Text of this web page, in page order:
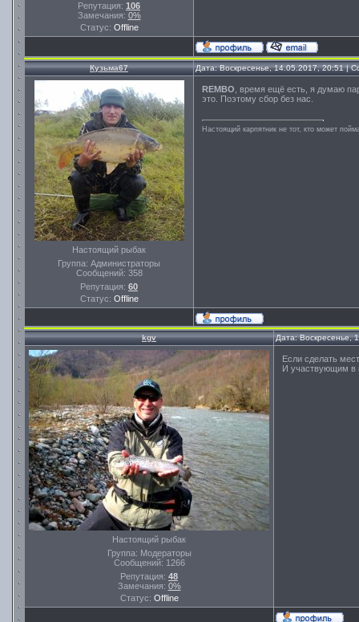
Репутация: 106
Замечания: 0%
Статус: Offline
Кузьма67 Дата: Воскресенье, 14.05.2017, 20:51 |
Настоящий рыбак
Группа: Администраторы
Сообщений: 358
Репутация: 60
Статус: Offline
REMBO , время ещё есть, я думаю
это. Поэтому сбор без нас.
Настоящий карпятник не тот, кто может
kgv Дата: Воскресенье,
Настоящий рыбак
Группа: Модераторы
Сообщений: 1266
Репутация: 48
Замечания: 0%
Статус: Offline
Если сделать
И участвующим в